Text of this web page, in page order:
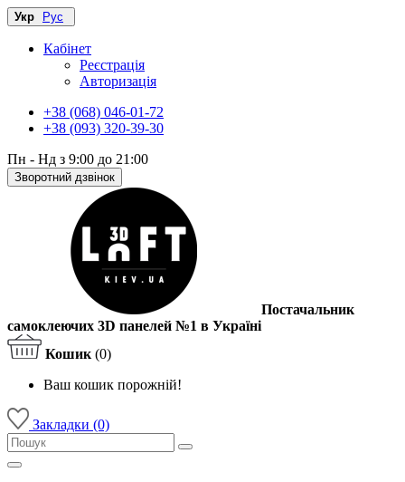
Укр Рус
Кабінет
Реєстрація
Авторизація
+38 (068) 046-01-72
+38 (093) 320-39-30
Пн - Нд з 9:00 до 21:00
Зворотний дзвінок
Постачальник
самоклеючих 3D панелей №1 в Україні
Кошик (0)
Ваш кошик порожній!
Закладки (0)